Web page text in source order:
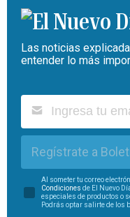
Las noticias
entender lo más
Regístrate a
Al someter tu correo
Condiciones de El Nuevo
especiales de productos o
Podrás optar salirte de los